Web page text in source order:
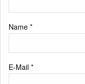
Name *
E-Mail *